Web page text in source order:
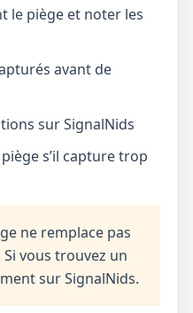
le piège et noter les
avant de
sur SignalNids
s’il capture trop
ne remplace pas
vous trouvez un
sur SignalNids.